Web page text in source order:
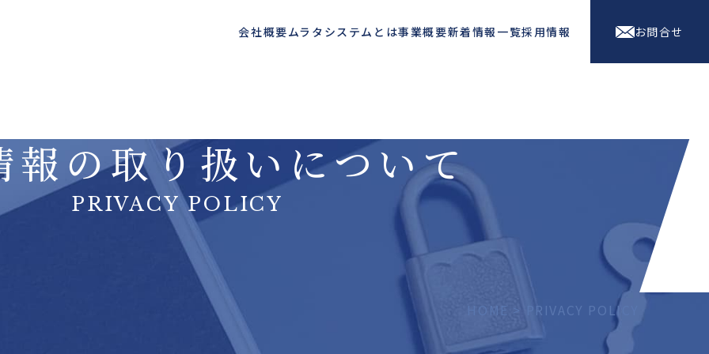
会社概要ムラタシステムとは事業概要新着情報一覧採用情報 お問合せ
報の取り扱いについて
PRIVACY POLICY
HOME > PRIVACY POLICY